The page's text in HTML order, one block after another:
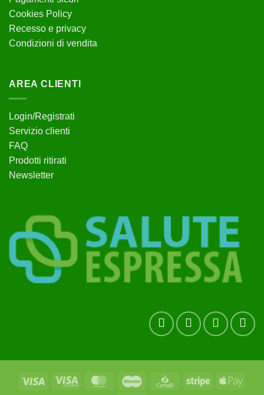
Cookies Policy
Recesso e privacy
Condizioni di vendita
AREA CLIENTI
Login/Registrati
Servizio clienti
FAQ
Prodotti ritirati
Newsletter
Visa
Visa
MasterCardMaestro CartaSi Stripe
Apple